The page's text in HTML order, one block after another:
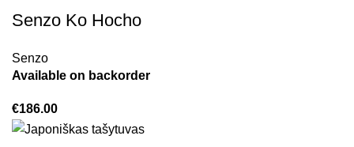
Senzo Ko Hocho
Senzo
Available on backorder
€186.00